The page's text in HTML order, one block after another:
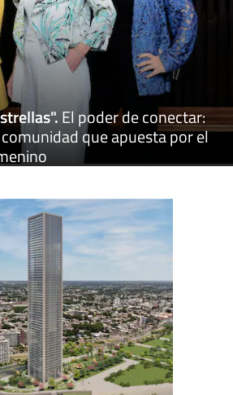
.El poder de conectar:
que apuesta por el